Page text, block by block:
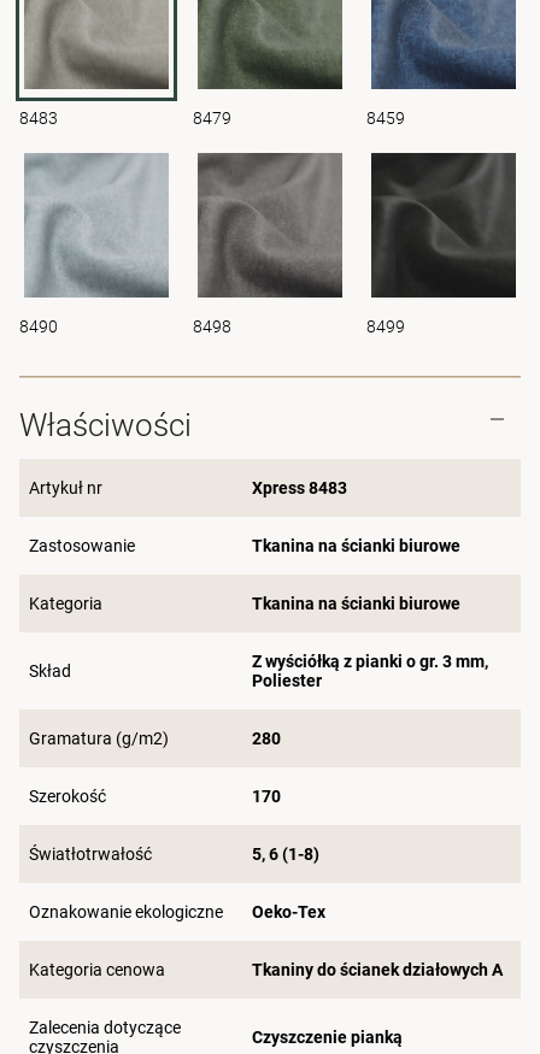
8483 8479 8459
8490 8498 8499
Właściwości
Artykuł nr Xpress 8483
Zastosowanie Tkanina na ścianki biurowe
Kategoria Tkanina na ścianki biurowe
Skład
Z wyściółką z pianki o gr. 3 mm,
Poliester
Gramatura (g/m2) 280
Szerokość 170
Światłotrwałość 5, 6 (1-8)
Oznakowanie ekologiczne Oeko-Tex
Kategoria cenowa Tkaniny do ścianek działowych A
Zalecenia dotyczące
czyszczenia
Czyszczenie pianką